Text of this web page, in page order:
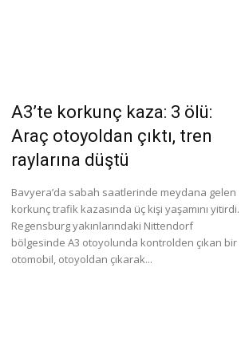
A3’te korkunç kaza: 3 ölü:
Araç otoyoldan çıktı, tren
raylarına düştü
Bavyera’da sabah saatlerinde meydana gelen
korkunç trafik kazasında üç kişi yaşamını yitirdi.
Regensburg yakınlarındaki Nittendorf
bölgesinde A3 otoyolunda kontrolden çıkan bir
otomobil, otoyoldan çıkarak...